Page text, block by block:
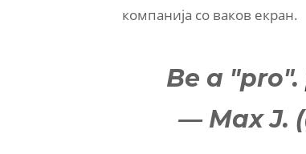
компанија со ваков екран.
Be a "pro".
— Max J.